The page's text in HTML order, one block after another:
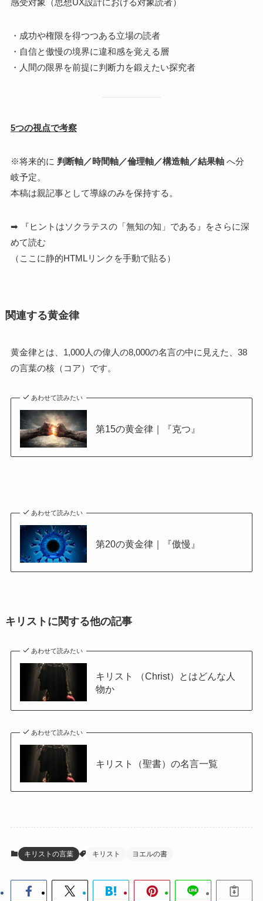
・成功や権限を得つつある立場の読者
・自信と傲慢の境界に違和感を覚える層
・人間の限界を前提に判断力を鍛えたい探究者
5つの視点で考察
※将来的に 判断軸／時間軸／倫理軸／構造軸／結果軸へ分
岐予定。
本稿は親記事として導線のみを保持する。
➡ 『ヒントはソクラテスの「無知の知」である』をさらに深
めて読む
（ここに静的HTMLリンクを手動で貼る）
関連する黄金律
黄金律とは、1,000人の偉人の8,000の名言の中に見えた、38
の言葉の核（コア）です。
あわせて読みたい
第15の黄金律｜『克つ』
あわせて読みたい
第20の黄金律｜『傲慢』
キリストに関する他の記事
あわせて読みたい
キリスト （Christ）とはどんな人
物か
あわせて読みたい
キリスト（聖書）の名言一覧
キリストの言葉 キリスト ヨエルの書